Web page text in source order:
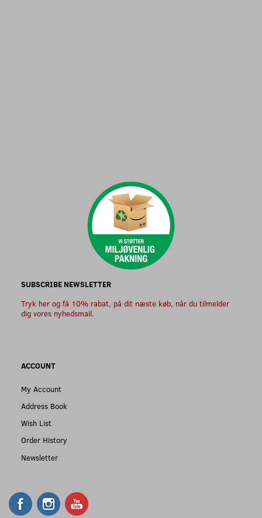
SUBSCRIBE NEWSLETTER
Tryk her og få 10% rabat, på dit næste køb, når du tilmelder
dig vores nyhedsmail.
ACCOUNT
My Account
Address Book
Wish List
Order History
Newsletter